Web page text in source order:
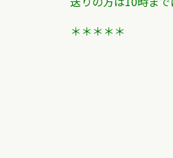
＊＊＊＊＊